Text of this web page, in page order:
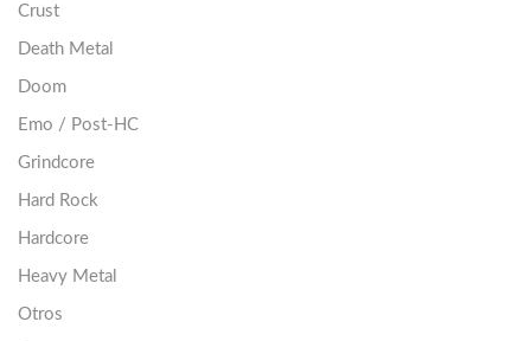
Crust
Death Metal
Doom
Emo / Post-HC
Grindcore
Hard Rock
Hardcore
Heavy Metal
Otros